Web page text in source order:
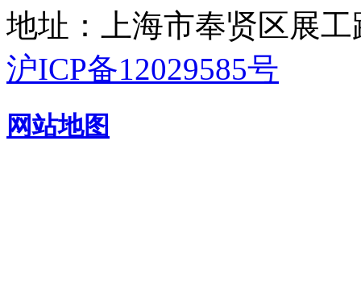
地址：上海市奉贤区展工
沪ICP备12029585号
网站地图